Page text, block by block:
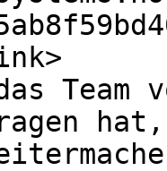
Team